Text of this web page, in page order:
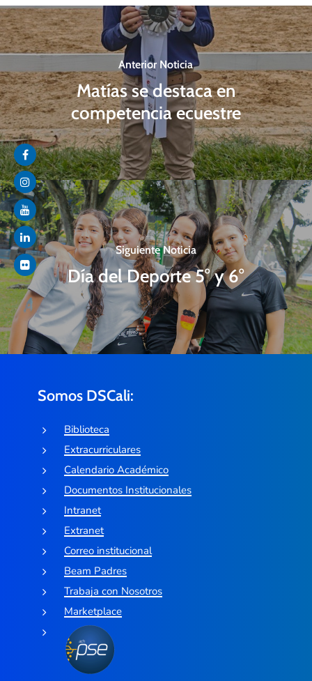
Anterior Noticia
Matías se destaca en
competencia ecuestre
Siguiente Noticia
Día del Deporte 5° y 6°
Somos DSCali:
Biblioteca
Extracurriculares
Calendario Académico
Documentos Institucionales
Intranet
Extranet
Correo institucional
Beam Padres
Trabaja con Nosotros
Marketplace